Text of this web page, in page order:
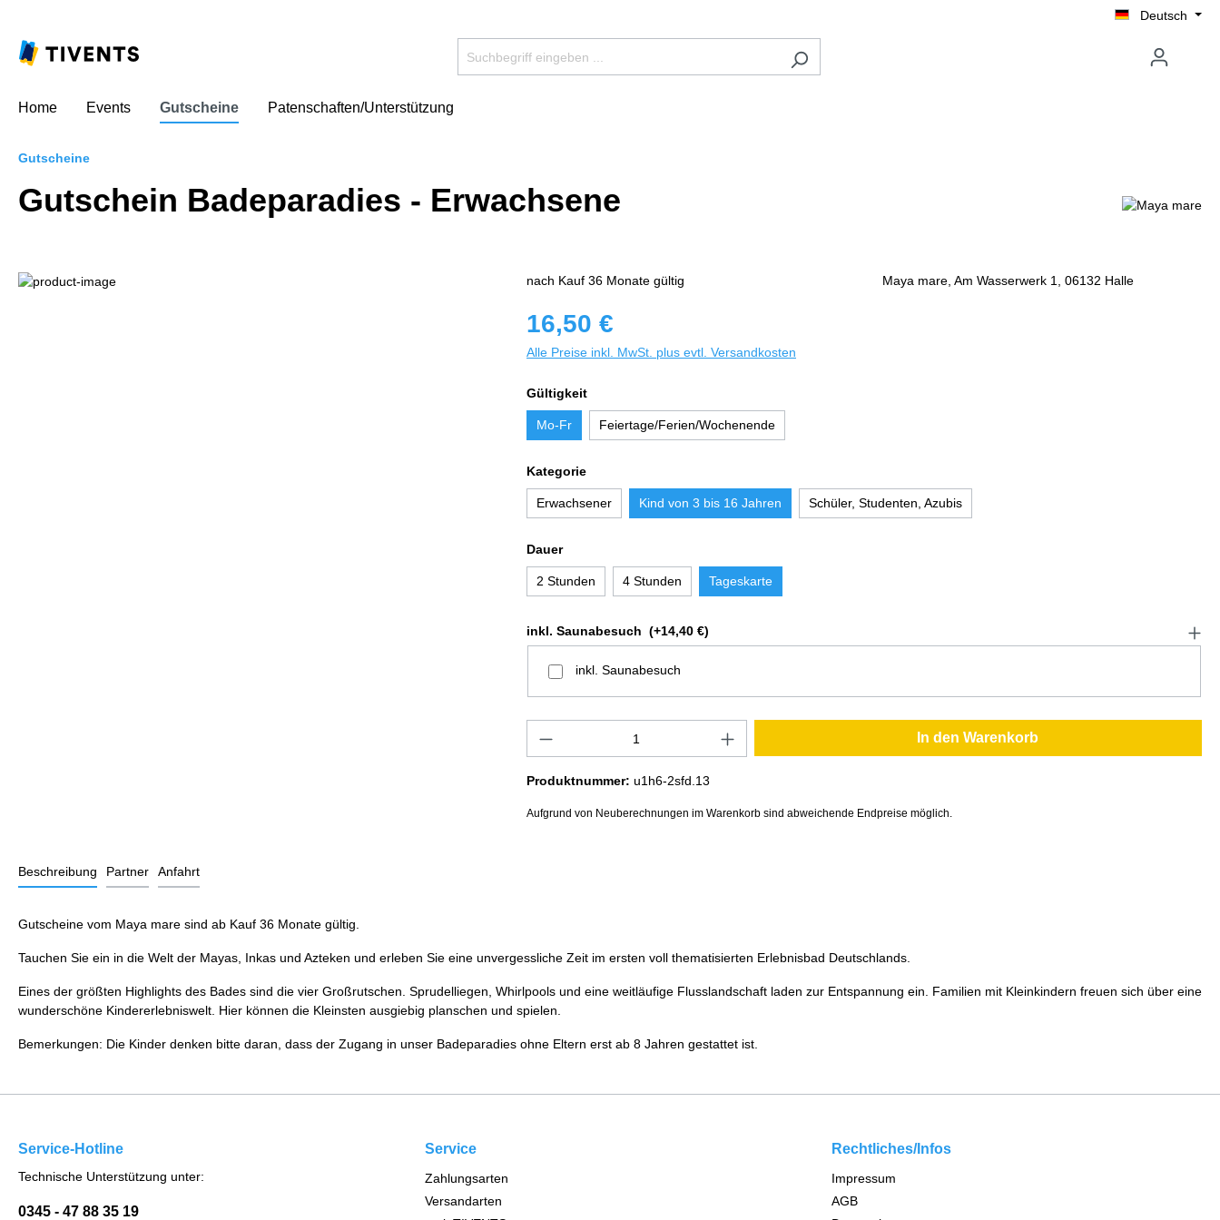
Deutsch
Home Events Gutscheine Patenschaften/Unterstützung
Gutscheine
Gutschein Badeparadies - Erwachsene
nach Kauf 36 Monate gültig Maya mare, Am Wasserwerk 1, 06132 Halle
16,50 €
Alle Preise inkl. MwSt. plus evtl. Versandkosten
Gültigkeit
Mo-Fr Feiertage/Ferien/Wochenende
Kategorie
Erwachsener Kind von 3 bis 16 Jahren Schüler, Studenten, Azubis
Dauer
2 Stunden 4 Stunden Tageskarte
inkl. Saunabesuch (+14,40 €)
inkl. Saunabesuch
In den Warenkorb
Produktnummer: u1h6-2sfd.13
Aufgrund von Neuberechnungen im Warenkorb sind abweichende Endpreise möglich.
Beschreibung Partner Anfahrt
Gutscheine vom Maya mare sind ab Kauf 36 Monate gültig.
Tauchen Sie ein in die Welt der Mayas, Inkas und Azteken und erleben Sie eine unvergessliche Zeit im ersten voll thematisierten Erlebnisbad Deutschlands.
Eines der größten Highlights des Bades sind die vier Großrutschen. Sprudelliegen, Whirlpools und eine weitläufige Flusslandschaft laden zur Entspannung ein. Familien mit Kleinkindern freuen sich über eine
wunderschöne Kindererlebniswelt. Hier können die Kleinsten ausgiebig planschen und spielen.
Bemerkungen: Die Kinder denken bitte daran, dass der Zugang in unser Badeparadies ohne Eltern erst ab 8 Jahren gestattet ist.
Service-Hotline
Technische Unterstützung unter:
0345 - 47 88 35 19
Service
Zahlungsarten
Versandarten
Rechtliches/Infos
Impressum
AGB